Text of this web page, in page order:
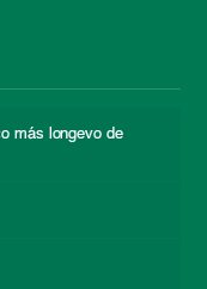
más longevo de